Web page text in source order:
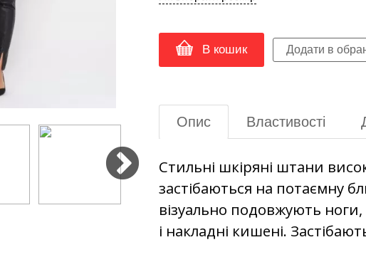
В кошик
Опис Властивості
Стильні шкіряні штани
застібаються на потаємну
візуально подовжують
і накладні кишені.